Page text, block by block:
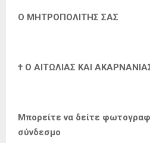
Ο ΜΗΤΡΟΠΟΛΙΤΗΣ ΣΑΣ
† Ο ΑΙΤΩΛΙΑΣ ΚΑΙ
Μπορείτε να δείτε
σύνδεσμο